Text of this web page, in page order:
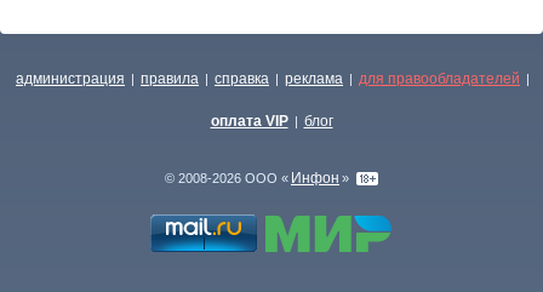
администрация | правила | справка | реклама | для правообладателей |
оплата VIP | блог
© 2008-2026 ООО « Инфон »